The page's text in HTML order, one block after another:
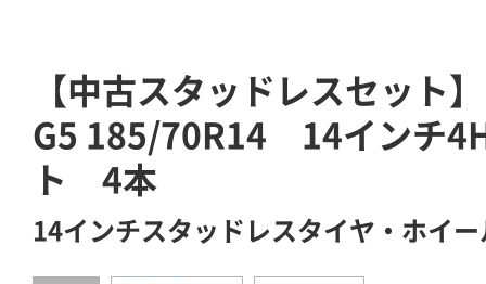
【中古スタッドレスセット
G5 185/70R14 14インチ
ト 4本
14インチスタッドレスタイヤ・ホイ